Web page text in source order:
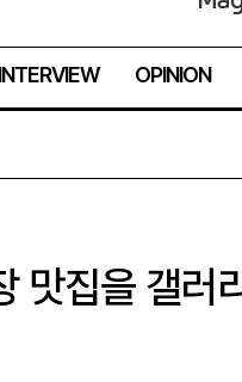
INTERVIEW OPINION
맛집을 갤러